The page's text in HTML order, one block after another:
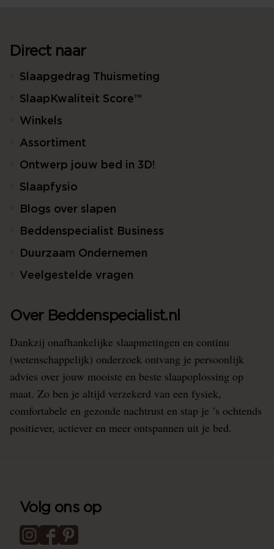
Direct naar
Slaapgedrag Thuismeting
SlaapKwaliteit Score™
Winkels
Assortiment
Ontwerp jouw bed in 3D!
Slaapfysio
Blogs over slapen
Beddenspecialist Business
Duurzaam Ondernemen
Veelgestelde vragen
Over Beddenspecialist.nl
Dankzij onafhankelijke slaapmetingen en continu
(wetenschappelijk) onderzoek ontvang je persoonlijk
advies over jouw mooiste en beste slaapoplossing op
maat. Zo ben je altijd verzekerd van een fysiek,
comfortabele en gezonde nachtrust en stap je ’s ochtends
positiever, actiever en meer ontspannen uit je bed.
Volg ons op